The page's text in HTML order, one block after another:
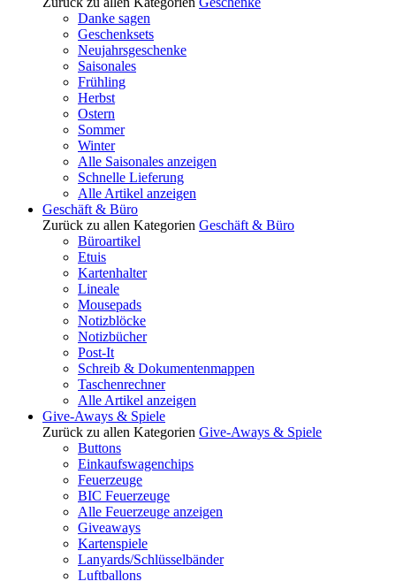
Danke sagen
Geschenksets
Neujahrsgeschenke
Saisonales
Frühling
Herbst
Ostern
Sommer
Winter
Alle Saisonales anzeigen
Schnelle Lieferung
Alle Artikel anzeigen
Geschäft & Büro
Zurück zu allen Kategorien Geschäft & Büro
Büroartikel
Etuis
Kartenhalter
Lineale
Mousepads
Notizblöcke
Notizbücher
Post-It
Schreib & Dokumentenmappen
Taschenrechner
Alle Artikel anzeigen
Give-Aways & Spiele
Zurück zu allen Kategorien Give-Aways & Spiele
Buttons
Einkaufswagenchips
Feuerzeuge
BIC Feuerzeuge
Alle Feuerzeuge anzeigen
Giveaways
Kartenspiele
Lanyards/Schlüsselbänder
Luftballons